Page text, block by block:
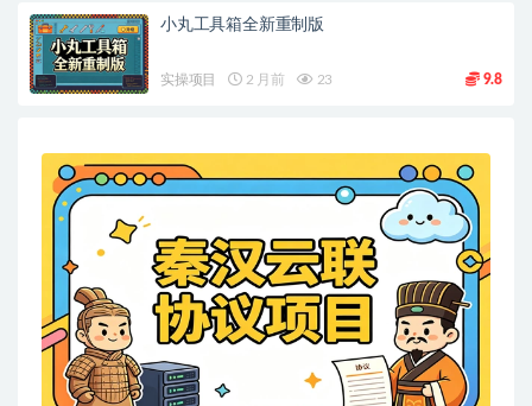
小丸工具箱全新重制版
实操项目 2 月前 23 9.8